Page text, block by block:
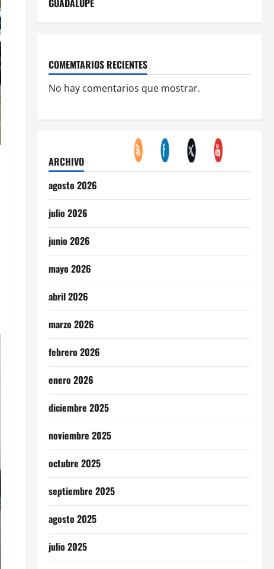
GUADALUPE
COMEMTARIOS RECIENTES
No hay comentarios que mostrar.
ARCHIVO
agosto 2026
julio 2026
junio 2026
mayo 2026
abril 2026
marzo 2026
febrero 2026
enero 2026
diciembre 2025
noviembre 2025
octubre 2025
septiembre 2025
agosto 2025
julio 2025